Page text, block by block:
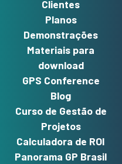
Clientes
Planos
Demonstrações
Materiais para
download
GPS Conference
Blog
Curso de Gestão de
Projetos
Calculadora de ROI
Panorama GP Brasil